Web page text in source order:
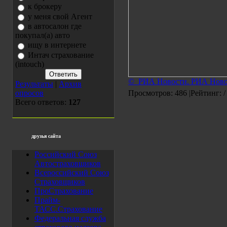
к брокеру
у меня свой Агент
в автосалон где
покупал(а) авто
ищу в интернете
Интач страхование
(intouch)
Результаты | Архив
опросов
Всего ответов: 127
друзья сайта
Российский Союз
Автостраховщиков
Всероссийский Союз
Страховщиков
ПроСтрахование
Прайм-
ТАСС.Страхование
Федеральная служба
© РИА Новости. РИА
Просмотров: 486 |Рейтинг: /